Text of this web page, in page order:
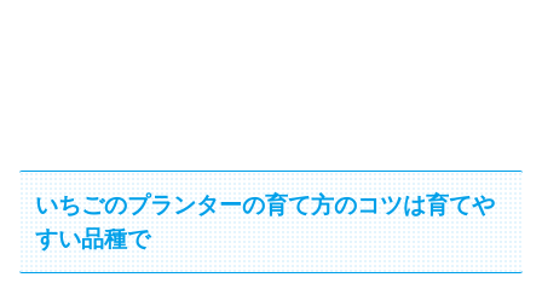
いちごのプランターの育て方のコツは育てや
すい品種で